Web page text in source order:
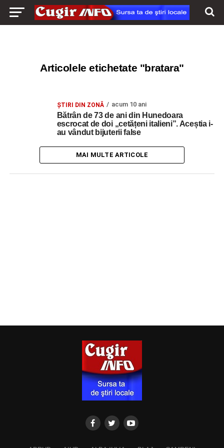
Articolele etichetate "bratara"
ŞTIRI DIN ZONĂ acum 10 ani
Bătrân de 73 de ani din Hunedoara
escrocat de doi „cetățeni italieni”. Aceștia i-
au vândut bijuterii false
MAI MULTE ARTICOLE